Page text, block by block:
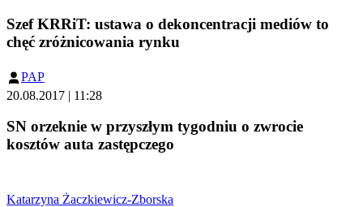
Szef KRRiT: ustawa o dekoncentracji mediów to
chęć zróżnicowania rynku
PAP
20.08.2017 | 11:28
SN orzeknie w przyszłym tygodniu o zwrocie
kosztów auta zastępczego
Katarzyna Żaczkiewicz-Zborska